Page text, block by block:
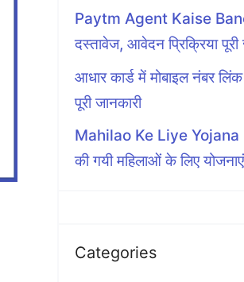
Paytm Agent Kaise
दस्तावेज, आवेदन प्रिक्रिया पूरी
आधार कार्ड में मोबाइल नंबर
पूरी जानकारी
Mahilao Ke Liye
की गयी महिलाओं के लिए योजनाएं
Categories